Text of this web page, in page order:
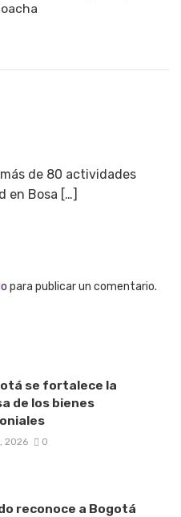
de 80 actividades
en Bosa […]
para publicar un comentario.
se fortalece la
de los bienes
2026 0
reconoce a Bogotá